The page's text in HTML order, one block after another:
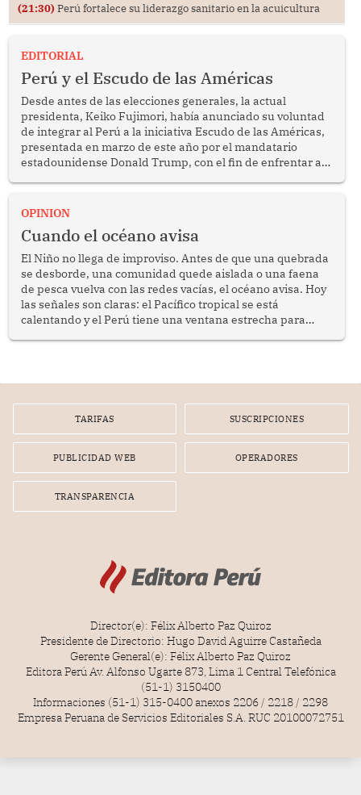
(21:30) Perú fortalece su liderazgo sanitario en la acuicultura
EDITORIAL
Perú y el Escudo de las Américas
Desde antes de las elecciones generales, la actual
presidenta, Keiko Fujimori, había anunciado su voluntad
de integrar al Perú a la iniciativa Escudo de las Américas,
presentada en marzo de este año por el mandatario
estadounidense Donald Trump, con el fin de enfrentar al
OPINION
Cuando el océano avisa
El Niño no llega de improviso. Antes de que una quebrada
se desborde, una comunidad quede aislada o una faena
de pesca vuelva con las redes vacías, el océano avisa. Hoy
las señales son claras: el Pacífico tropical se está
calentando y el Perú tiene una ventana estrecha para
TARIFAS SUSCRIPCIONES
PUBLICIDAD WEB OPERADORES
TRANSPARENCIA
Director(e): Félix Alberto Paz Quiroz
Presidente de Directorio: Hugo David Aguirre Castañeda
Gerente General(e): Félix Alberto Paz Quiroz
Editora Perú Av. Alfonso Ugarte 873, Lima 1 Central Telefónica
(51-1) 3150400
Informaciones (51-1) 315-0400 anexos 2206 / 2218 / 2298
Empresa Peruana de Servicios Editoriales S.A. RUC 20100072751